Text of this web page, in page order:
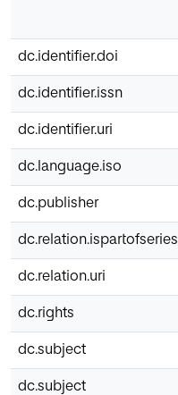
dc.identifier.doi
dc.identifier.issn
dc.identifier.uri
dc.language.iso
dc.publisher
dc.relation.ispartofseries
dc.relation.uri
dc.rights
dc.subject
dc.subject